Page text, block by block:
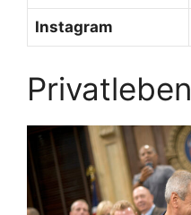
Instagram
Privatleben